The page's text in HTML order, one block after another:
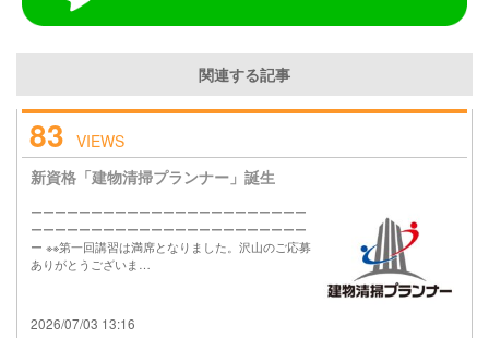
関連する記事
83 VIEWS
新資格「建物清掃プランナー」誕生
ーーーーーーーーーーーーーーーーーーーーーーー
ーーーーーーーーーーーーーーーーーーーーーーー
ー ※※第一回講習は満席となりました。沢山のご応募
ありがとうございま…
2026/07/03 13:16